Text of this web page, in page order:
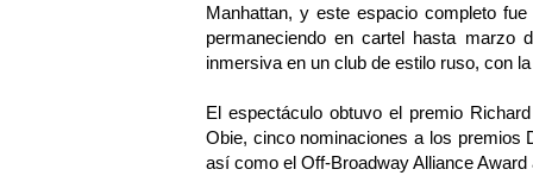
Manhattan, y este espacio completo
permaneciendo en cartel hasta marzo
inmersiva en un club de estilo ruso, con
El espectáculo obtuvo el premio
Obie, cinco nominaciones a los premios
así como el Off-Broadway Alliance